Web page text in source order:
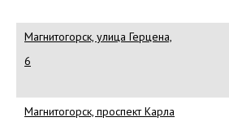
Магнитогорск, улица Герцена,
6
Магнитогорск, проспект Карла